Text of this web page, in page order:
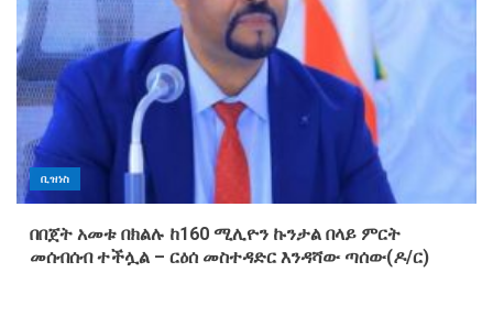
ቢዝነስ
በበጀት አመቱ በክልሉ ከ160 ሚሊዮን ኩንታል በላይ ምርት
መሰብሰብ ተችሏል – ርዕሰ መስተዳድር እንዳሻው ጣሰው(ዶ/ር)